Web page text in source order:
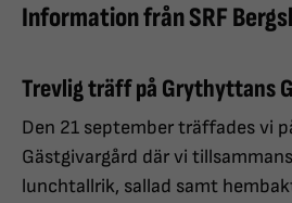
Information från SRF
Trevlig träff på Grythyttans
Den 21 september träffades vi
Gästgivargård där vi
lunchtallrik, sallad samt